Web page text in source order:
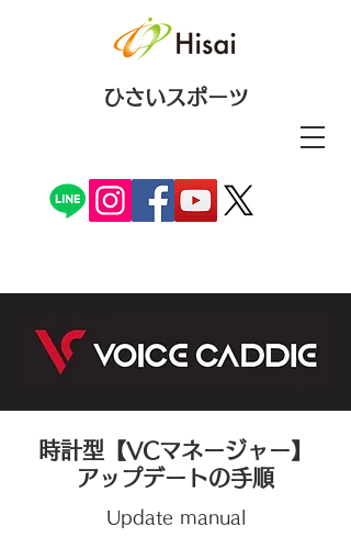
ひさいスポーツ
時計型【VCマネージャー】
​アップデートの手順
Update manual